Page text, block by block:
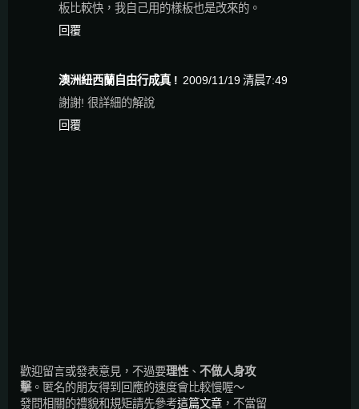
板比較快，我自己用的樣板也是改來的。
回覆
澳洲紐西蘭自由行成真 ! 2009/11/19 清晨7:49
謝謝! 很詳細的解說
回覆
歡迎留言或發表意見，不過要理性、 不做人身攻
擊。匿名的朋友得到回應的速度會比較慢喔～
發問相關的禮貌和規矩請先參考這篇文章 ，不當留